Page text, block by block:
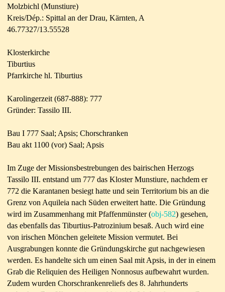
Molzbichl (Munstiure)
Kreis/Dép.: Spittal an der Drau, Kärnten, A
46.77327/13.55528
Klosterkirche
Tiburtius
Pfarrkirche hl. Tiburtius
Karolingerzeit (687-888): 777
Gründer: Tassilo III.
Bau I 777 Saal; Apsis; Chorschranken
Bau akt 1100 (vor) Saal; Apsis
Im Zuge der Missionsbestrebungen des bairischen Herzogs
Tassilo III. entstand um 777 das Kloster Munstiure, nachdem er
772 die Karantanen besiegt hatte und sein Territorium bis an die
Grenz von Aquileia nach Süden erweitert hatte. Die Gründung
wird im Zusammenhang mit Pfaffenmünster (obj-582) gesehen,
das ebenfalls das Tiburtius-Patrozinium besaß. Auch wird eine
von irischen Mönchen geleitete Mission vermutet. Bei
Ausgrabungen konnte die Gründungskirche gut nachgewiesen
werden. Es handelte sich um einen Saal mit Apsis, in der in einem
Grab die Reliquien des Heiligen Nonnosus aufbewahrt wurden.
Zudem wurden Chorschrankenreliefs des 8. Jahrhunderts